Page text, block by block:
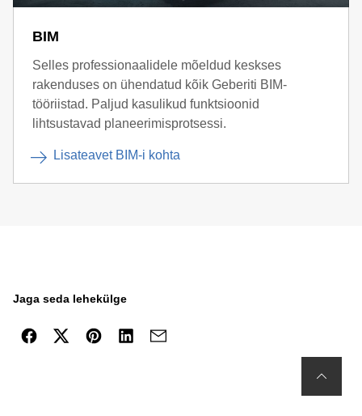
BIM
Selles professionaalidele mõeldud keskses
rakenduses on ühendatud kõik Geberiti BIM-
tööriistad. Paljud kasulikud funktsioonid
lihtsustavad planeerimisprotsessi.
Lisateavet BIM-i kohta
Jaga seda lehekülge